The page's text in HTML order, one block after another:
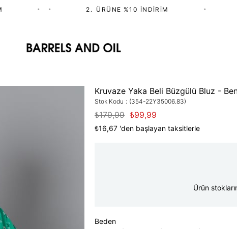
• 2.⁠ ⁠ÜRÜNE %10 İNDIRIM
Kruvaze Yaka Beli Büzgülü Bluz -
Stok Kodu (354-22Y35006.83)
₺179,99 ₺99,99
₺16,67 'den başlayan taksitlerle
Ürün
Beden